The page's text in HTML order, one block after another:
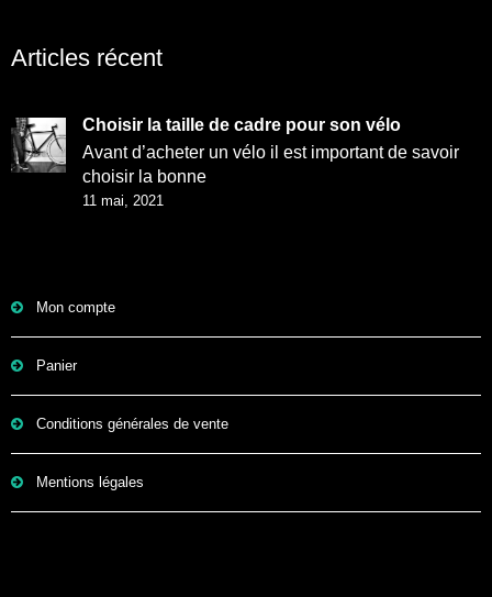
Articles récent
Choisir la taille de cadre pour son vélo
Avant d’acheter un vélo il est important de savoir
choisir la bonne
11 mai, 2021
Mon compte
Panier
Conditions générales de vente
Mentions légales